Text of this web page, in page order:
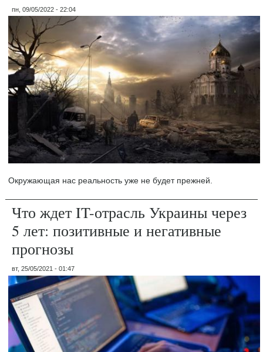
пн, 09/05/2022 - 22:04
Окружающая нас реальность уже не будет прежней.
Что ждет IT-отрасль Украины через
5 лет: позитивные и негативные
прогнозы
вт, 25/05/2021 - 01:47